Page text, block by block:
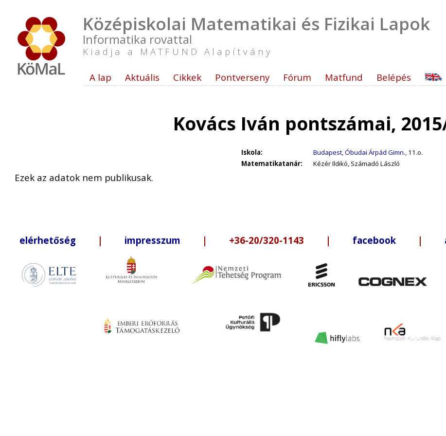
Középiskolai Matematikai és Fizikai Lapok
Informatika rovattal
Kiadja a MATFUND Alapítvány
A lap Aktuális Cikkek Pontverseny Fórum Matfund Belépés
Kovács Iván pontszámai,
Iskola: Budapest, Óbudai Árpád Gimn., 11.o.
Matematikatanár:
Kézér Ildikó, Számadó László
Ezek az adatok nem publikusak.
elérhetőség | impresszum | +36-20/320-1143 | facebook |